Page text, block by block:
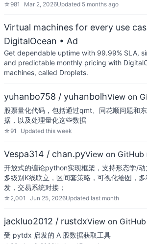
☆ 981 Mar 2, 2026Updated 5 months ago
Virtual machines for every use
DigitalOcean • Ad
Get dependable uptime with 99.99% SLA,
and predictable monthly pricing with
machines, called Droplets.
yuhanbo758 / yuhanbolhView on
股票量化代码，包括通过qmt、同花顺问题和
据，以及处理量化这些数据
☆ 91 Updated this week
Vespa314 / chan.pyView on GitHub
开放式的缠论python实现框架，支持形态学/动
多级别K线联立，区间套策略，可视化绘图，
发，交易系统对接；
☆ 2,001 Jun 25, 2026Updated last month
jackluo2012 / rustdxView on GitHub
受 pytdx 启发的 A 股数据获取工具